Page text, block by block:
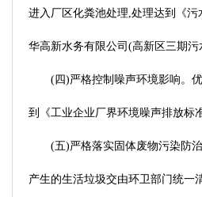
进入厂区化粪池处理,处理达到《
华高新水务有限公司(高新区三期污
(四)严格控制噪声环境影响。
到《工业企业厂界环境噪声排放标
(五)严格落实固体废物污染防
产生的生活垃圾交由环卫部门统一